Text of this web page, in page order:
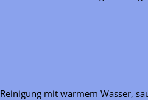
Reinigung mit warmem Wasser,